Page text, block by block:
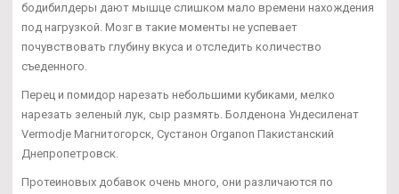
бодибилдеры дают мышце слишком мало времени нахождения
под нагрузкой. Мозг в такие моменты не успевает
почувствовать глубину вкуса и отследить количество
съеденного.
Перец и помидор нарезать небольшими кубиками, мелко
нарезать зеленый лук, сыр размять. Болденона Ундесиленат
Vermodje Магнитогорск, Сустанон Organon Пакистанский
Днепропетровск.
Протеиновых добавок очень много, они различаются по